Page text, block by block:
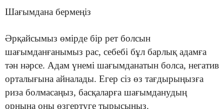
Шағымдана бермеңіз
Әрқайсымыз өмірде бір рет болсын
шағымданғанымыз рас, себебі бұл барлық адамға
тән нәрсе. Адам үнемі шағымданатын болса, негатив
орталығына айналады. Егер сіз өз тағдырыңызға
риза болмасаңыз, басқаларға шағымданудың
орнына оны өзгертуге тырысыңыз.